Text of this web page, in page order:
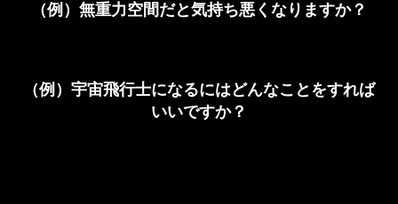
（例）無重力空間だと気持ち悪くなりますか？
（例）宇宙飛行士になるにはどんなことをすれば
いいですか？